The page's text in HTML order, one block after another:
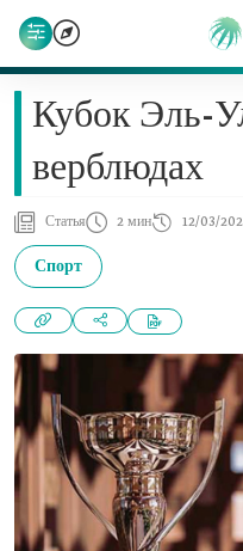
Кубок Эль-
верблюдах
Статья 2 мин 12/03/
Спорт